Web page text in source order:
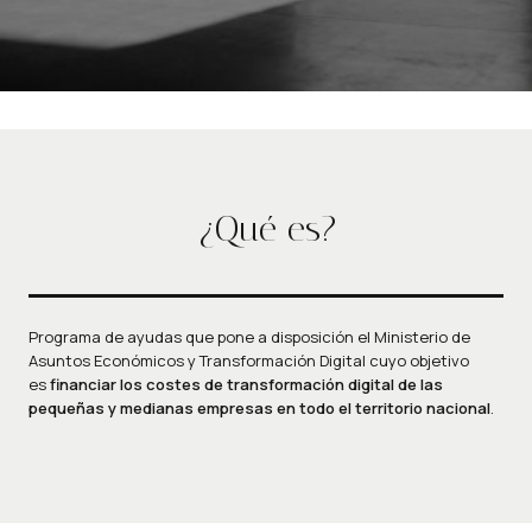
¿Qué es?
Programa de ayudas que pone a disposición el Ministerio de
Asuntos Económicos y Transformación Digital cuyo objetivo
esfinanciar los costes de transformación digital de las
pequeñas y medianas empresas en todo el territorio nacional.